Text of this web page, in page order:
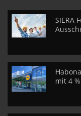
SIERA
mit 4